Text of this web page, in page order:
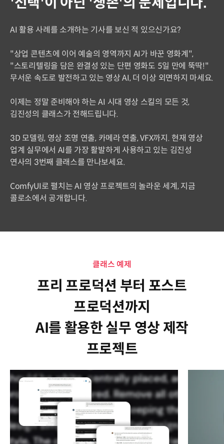
AI 활용 사례를 소개하는 기사를 보신 적 있으신가요?
"상업 콘텐츠에 이어 예술의 영역까지 AI가 바꾼 영화계",
"스토리텔링을 담은 완결성 있는 단편 영화도 5일 만에 뚝딱!"
무서운 속도로 발전하고 있는 영상 AI, 더 이상 외면하지 마세요.
이제는 정말 준비해야 하는 AI 시대 영상 스킬의 모든 것,
김진성의 클래스가 전해드립니다.
3D 모델링, 영상 조명 연출, 카메라 연출, VFX까지. 현재 영상
업계 실무에서 AI를 가장 활발하게 사용하고 있는 김진성
연사의 3번째 클래스를 만나보세요.
ComfyUI로 펼치는 AI 영상 프로젝트의 놀라운 세계, 지금
콜로소에서 공개합니다.
클래스 예제
프리 프로덕션 부터 포스트
프로덕션까지
AI를 활용한 실무 영상 제작
프로젝트